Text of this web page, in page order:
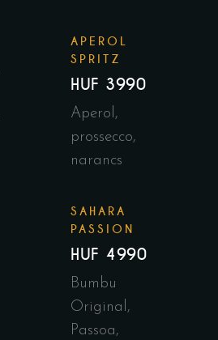
APEROL
SPRITZ
HUF 3990
Aperol,
prossecco,
narancs
SAHARA
PASSION
HUF 4990
Bumbu
Original,
Passoa,